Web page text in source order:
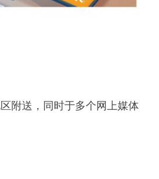
附送，同时于多个网上媒体